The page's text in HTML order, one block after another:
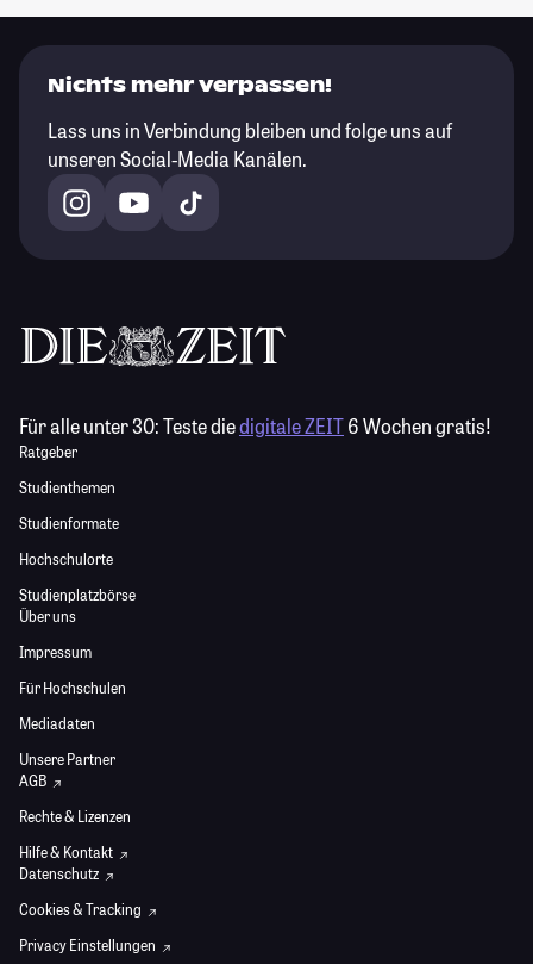
Nichts mehr verpassen!
Lass uns in Verbindung bleiben und folge uns auf
unseren Social-Media Kanälen.
Für alle unter 30:Teste diedigitale ZEIT6 Wochen gratis!
Ratgeber
Studienthemen
Studienformate
Hochschulorte
Studienplatzbörse
Über uns
Impressum
Für Hochschulen
Mediadaten
Unsere Partner
AGB
Rechte & Lizenzen
Hilfe & Kontakt
Datenschutz
Cookies & Tracking
Privacy Einstellungen